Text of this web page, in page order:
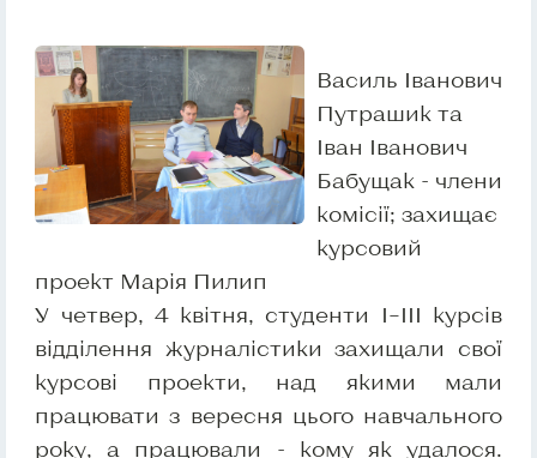
Василь Іванович
Путрашик та
Іван Іванович
Бабущак - члени
комісії; захищає
курсовий
проект Марія Пилип
У четвер, 4 квітня, студенти І–ІІІ курсів
відділення журналістики захищали свої
курсові проекти, над якими мали
працювати з вересня цього навчального
року, а працювали - кому як удалося.